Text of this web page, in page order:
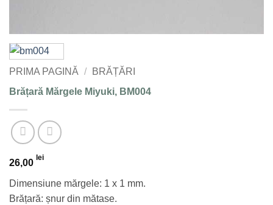
PRIMA PAGINĂ /
BRĂȚĂRI
Brățară Mărgele Miyuki, BM004
26,00 lei
Dimensiune mărgele: 1 x 1 mm.
Brățară: șnur din mătase.